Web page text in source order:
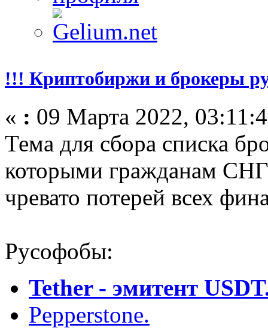
!!! Криптобиржи и брокеры
« : 09 Марта 2022,
Тема для сбора списка
которыми гражданам
чревато потерей всех
Русофобы:
Tether - эмитент
Pepperstone.